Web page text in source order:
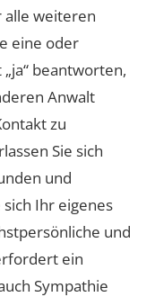
alle weiteren
eine oder
beantworten,
Anwalt
zu
Sie sich
und
Ihr eigenes
und
ein
Sympathie